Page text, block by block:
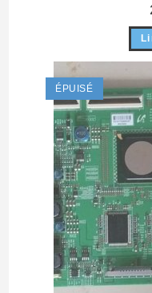
ÉPUISÉ